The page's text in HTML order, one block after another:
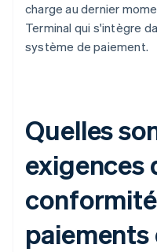
charge au dernier
Terminal qui s'intègre
système de paiement.
Quelles
exigences